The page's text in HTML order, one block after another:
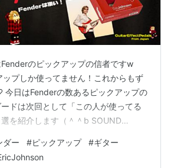
のピックアップの信者ですw
プしか使ってません！これからもず
今日はFenderの数あるピックアップの
ドは次回として「この人が使ってる
選を紹介します（＾＾b SOUND
Noiseless Strat Pickups Set 送
円(SOUND HOUSEポイント
ダー #ピックアップ #ギター